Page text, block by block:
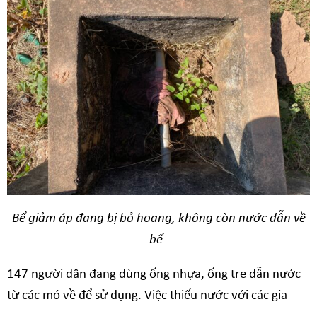
Bể giảm áp đang bị bỏ hoang, không còn nước dẫn về
bể
147 người dân đang dùng ống nhựa, ống tre dẫn nước
từ các mó về để sử dụng. Việc thiếu nước với các gia